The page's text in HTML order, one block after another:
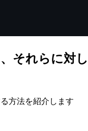
それらに対
方法を紹介します